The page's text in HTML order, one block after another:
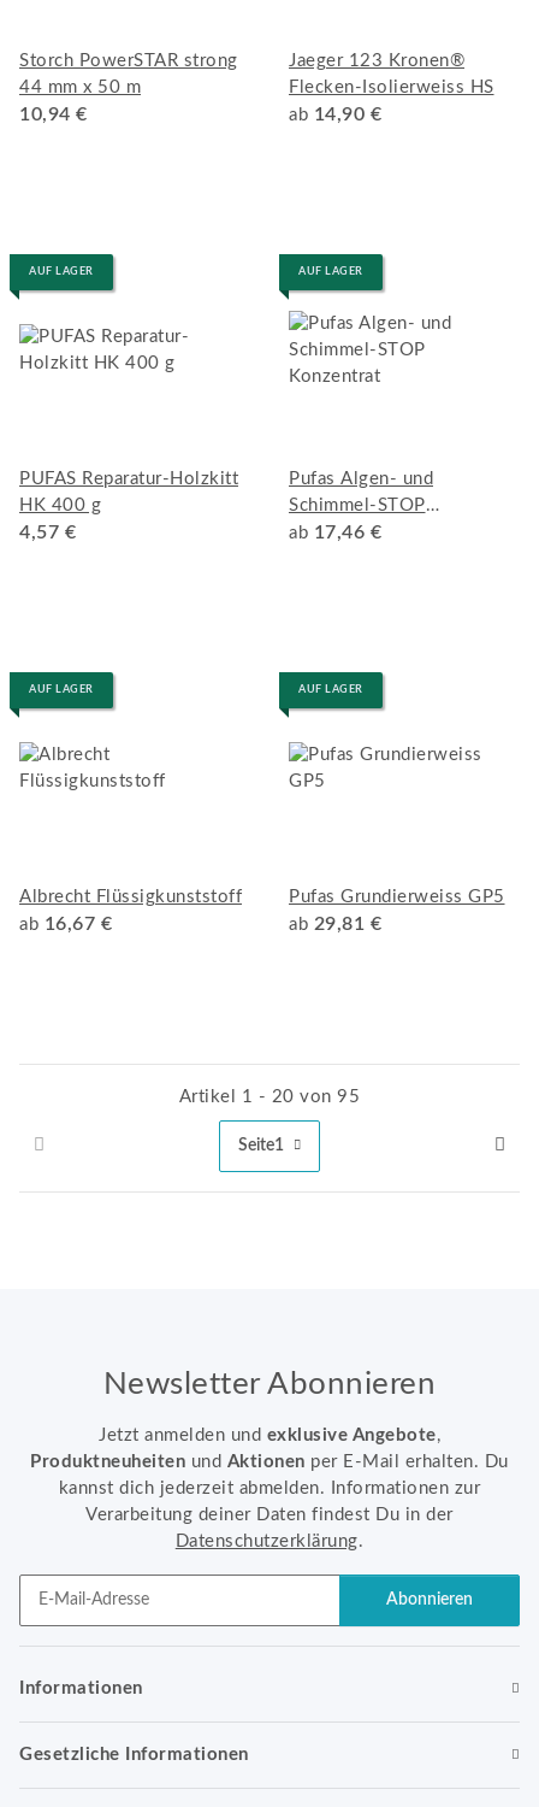
Storch PowerSTAR strong
44 mm x 50 m
10,94 €
Jaeger 123 Kronen®
Flecken-Isolierweiss HS
ab 14,90 €
AUF LAGER
PUFAS Reparatur-Holzkitt
HK 400 g
4,57 €
AUF LAGER
Pufas Algen- und
Schimmel-STOP
Konzentrat
ab 17,46 €
AUF LAGER
Albrecht Flüssigkunststoff
ab 16,67 €
AUF LAGER
Pufas Grundierweiss GP5
ab 29,81 €
Artikel 1 - 20 von 95
Seite1
Newsletter Abonnieren
Jetzt anmelden und exklusive Angebote,
Produktneuheiten und Aktionen per E-Mail erhalten. Du
kannst dich jederzeit abmelden. Informationen zur
Verarbeitung deiner Daten findest Du in der
Datenschutzerklärung.
Abonnieren
Informationen
Gesetzliche Informationen